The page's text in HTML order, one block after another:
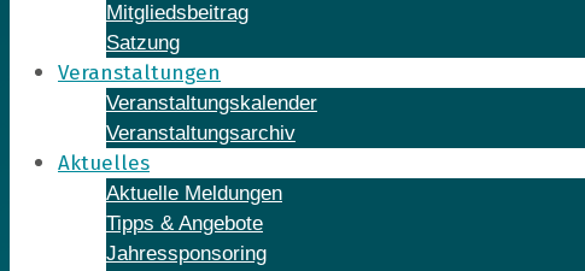
Mitgliedsbeitrag
Satzung
Veranstaltungen
Veranstaltungskalender
Veranstaltungsarchiv
Aktuelles
Aktuelle Meldungen
Tipps & Angebote
Jahressponsoring